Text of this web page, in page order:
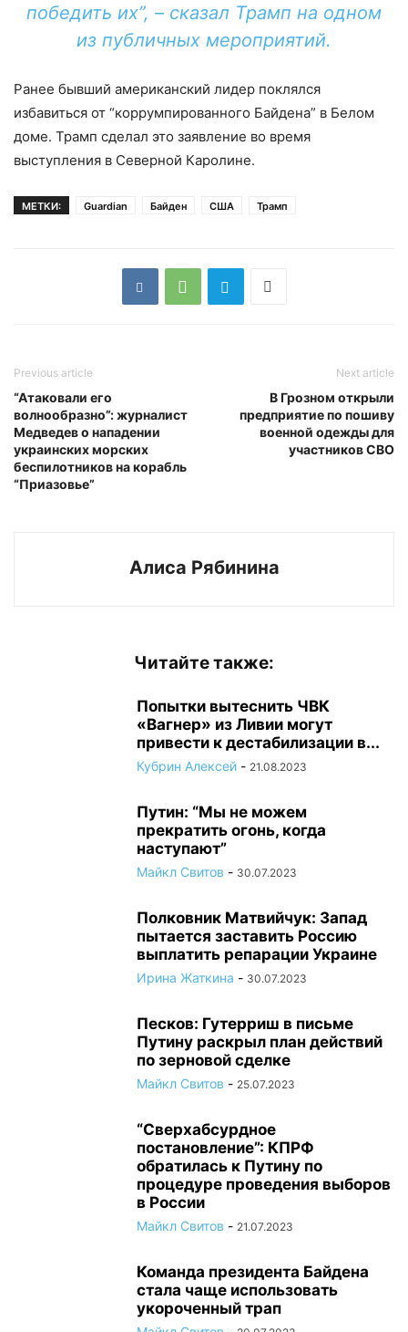
победить их”, – сказал Трамп на одном
из публичных мероприятий.
Ранее бывший американский лидер поклялся
избавиться от “коррумпированного Байдена” в Белом
доме. Трамп сделал это заявление во время
выступления в Северной Каролине.
МЕТКИ: Guardian Байден США Трамп
Previous article
“Атаковали его
волнообразно”: журналист
Медведев о нападении
украинских морских
беспилотников на корабль
“Приазовье”
Next article
В Грозном открыли
предприятие по пошиву
военной одежды для
участников СВО
Алиса Рябинина
Читайте также:
Попытки вытеснить ЧВК
«Вагнер» из Ливии могут
привести к дестабилизации в...
Кубрин Алексей - 21.08.2023
Путин: “Мы не можем
прекратить огонь, когда
наступают”
Майкл Свитов - 30.07.2023
Полковник Матвийчук: Запад
пытается заставить Россию
выплатить репарации Украине
Ирина Жаткина - 30.07.2023
Песков: Гутерриш в письме
Путину раскрыл план действий
по зерновой сделке
Майкл Свитов - 25.07.2023
“Сверхабсурдное
постановление”: КПРФ
обратилась к Путину по
процедуре проведения выборов
в России
Майкл Свитов - 21.07.2023
Команда президента Байдена
стала чаще использовать
укороченный трап